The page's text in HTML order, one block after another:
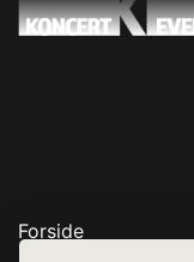
Forside